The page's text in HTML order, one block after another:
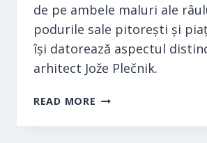
de pe ambele maluri ale
podurile sale pitorești și
își datorează aspectul
arhitect Jože Plečnik.
READ MORE LJUBLJANA
LUNA